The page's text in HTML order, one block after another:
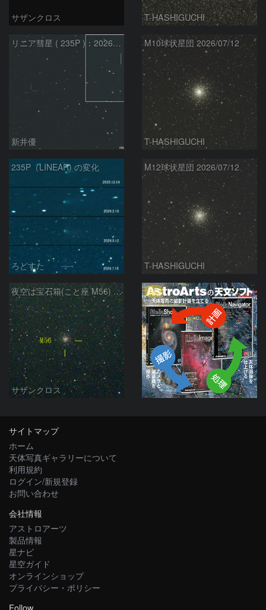
サザンクロス T-HASHIGUCHI
リニア彗星 ( 235P )：2026/07/08
新井優
M10球状星団 2026/07/12
T-HASHIGUCHI
235P（LINEAR) の変化
ろどすた
M12球状星団 2026/07/12
T-HASHIGUCHI
夜空は宝石箱(こと座 M56) Seestar50
サザンクロス
PR
サイトマップ
ホーム
天体写真ギャラリーについて
利用規約
ログイン/新規登録
お問い合わせ
会社情報
アストロアーツ
製品情報
星ナビ
星空ガイド
オンラインショップ
プライバシー・ポリシー
Follow